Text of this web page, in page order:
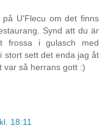
U'Flecu om det finns
Synd att du är
frossa i gulasch med
stort sett det enda jag åt
var så herrans gott :)
18:11